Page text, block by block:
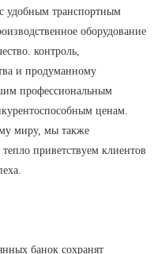
удобным транспортным
оборудование
контроль,
и продуманному
профессиональным
ценам.
миру, мы также
приветствуем клиентов